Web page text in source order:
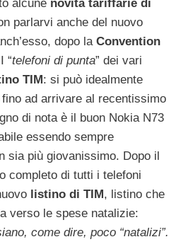
alcune novità tariffarie di
parlarvi anche del nuovo
dopo la Convention
“telefoni di punta” dei vari
TIM : si può idealmente
fino ad arrivare al recentissimo
di nota è il buon Nokia N73
essendo sempre
sia più giovanissimo. Dopo il
completo di tutti i telefoni
listino di TIM , listino che
verso le spese natalizie:
come dire, poco “natalizi”.